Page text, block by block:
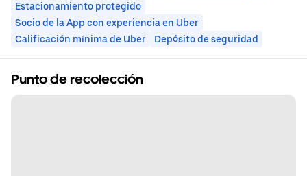
Estacionamiento protegido
Socio de la App con experiencia en Uber
Calificación mínima de Uber
Depósito de seguridad
Punto de recolección